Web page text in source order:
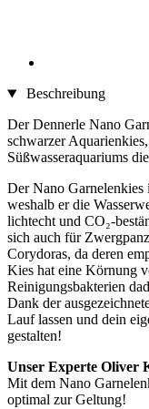
Beschreibung
Der Dennerle Nano
schwarzer
Süßwasseraquariums
Der Nano Garnelenkies
weshalb er die
lichtecht und CO₂-
sich auch für
Corydoras, da deren
Kies hat eine Körnung
Reinigungsbakterien
Dank der
Lauf lassen und dein
gestalten!
Unser Experte Oliver
Mit dem Nano
optimal zur Geltung!